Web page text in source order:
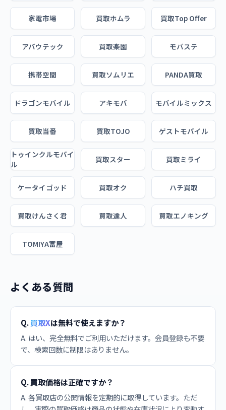
家電市場 買取ホムラ 買取Top Offer
アバウテック 買取楽園 モバステ
携帯空間 買取ソムリエ PANDA買取
ドラゴンモバイル アキモバ モバイルミックス
買取当番 買取TOJO ゲストモバイル
トゥインクルモバイ
ル
買取スター 買取ミライ
ケータイゴッド 買取オク ハチ買取
買取けんさく君 買取達人 買取エノキング
TOMIYA富屋
よくある質問
Q.買取Xは無料で使えますか？
A. はい、完全無料でご利用いただけます。会員登録も不要
で、検索回数に制限はありません。
Q. 買取価格は正確ですか？
A. 各買取店の公開情報を定期的に取得しています。ただ